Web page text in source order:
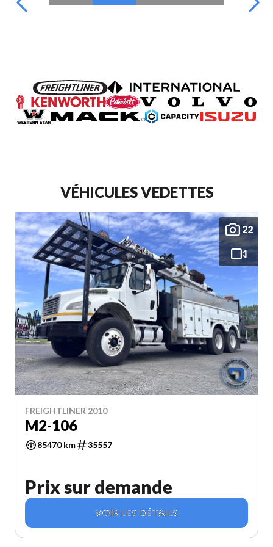
VÉHICULES VEDETTES
22
FREIGHTLINER 2010
M2-106
85470 km 35557
Prix sur demande
VOIR LES DÉTAILS